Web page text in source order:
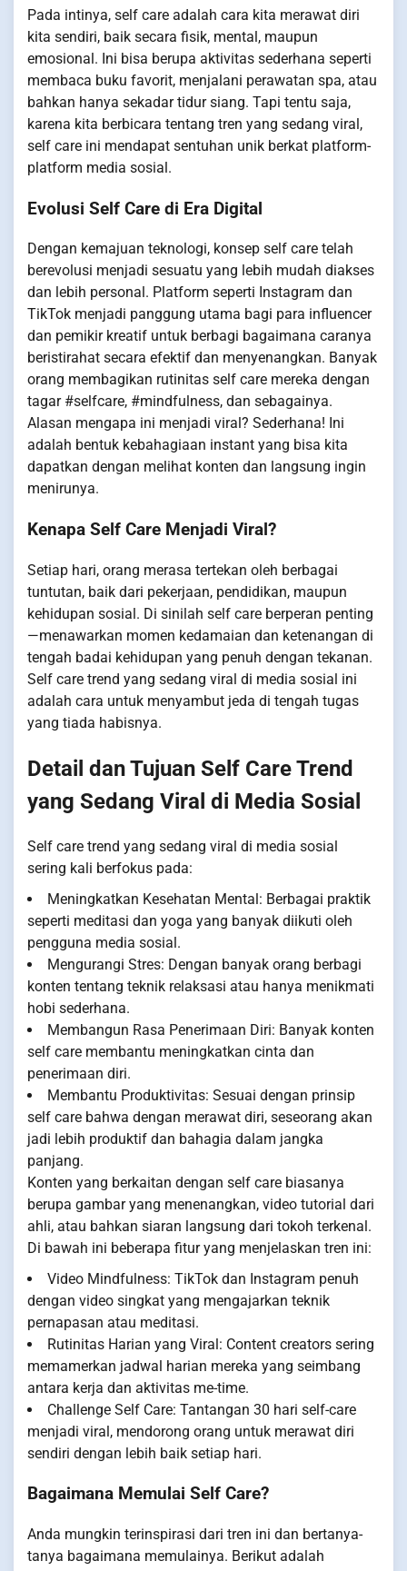
Pada intinya, self care adalah cara kita merawat diri
kita sendiri, baik secara fisik, mental, maupun
emosional. Ini bisa berupa aktivitas sederhana seperti
membaca buku favorit, menjalani perawatan spa, atau
bahkan hanya sekadar tidur siang. Tapi tentu saja,
karena kita berbicara tentang tren yang sedang viral,
self care ini mendapat sentuhan unik berkat platform-
platform media sosial.
Evolusi Self Care di Era Digital
Dengan kemajuan teknologi, konsep self care telah
berevolusi menjadi sesuatu yang lebih mudah diakses
dan lebih personal. Platform seperti Instagram dan
TikTok menjadi panggung utama bagi para influencer
dan pemikir kreatif untuk berbagi bagaimana caranya
beristirahat secara efektif dan menyenangkan. Banyak
orang membagikan rutinitas self care mereka dengan
tagar #selfcare, #mindfulness, dan sebagainya.
Alasan mengapa ini menjadi viral? Sederhana! Ini
adalah bentuk kebahagiaan instant yang bisa kita
dapatkan dengan melihat konten dan langsung ingin
menirunya.
Kenapa Self Care Menjadi Viral?
Setiap hari, orang merasa tertekan oleh berbagai
tuntutan, baik dari pekerjaan, pendidikan, maupun
kehidupan sosial. Di sinilah self care berperan penting
—menawarkan momen kedamaian dan ketenangan di
tengah badai kehidupan yang penuh dengan tekanan.
Self care trend yang sedang viral di media sosial ini
adalah cara untuk menyambut jeda di tengah tugas
yang tiada habisnya.
Detail dan Tujuan Self Care Trend
yang Sedang Viral di Media Sosial
Self care trend yang sedang viral di media sosial
sering kali berfokus pada:
Meningkatkan Kesehatan Mental: Berbagai praktik
seperti meditasi dan yoga yang banyak diikuti oleh
pengguna media sosial.
Mengurangi Stres: Dengan banyak orang berbagi
konten tentang teknik relaksasi atau hanya menikmati
hobi sederhana.
Membangun Rasa Penerimaan Diri: Banyak konten
self care membantu meningkatkan cinta dan
penerimaan diri.
Membantu Produktivitas: Sesuai dengan prinsip
self care bahwa dengan merawat diri, seseorang akan
jadi lebih produktif dan bahagia dalam jangka
panjang.
Konten yang berkaitan dengan self care biasanya
berupa gambar yang menenangkan, video tutorial dari
ahli, atau bahkan siaran langsung dari tokoh terkenal.
Di bawah ini beberapa fitur yang menjelaskan tren ini:
Video Mindfulness: TikTok dan Instagram penuh
dengan video singkat yang mengajarkan teknik
pernapasan atau meditasi.
Rutinitas Harian yang Viral: Content creators sering
memamerkan jadwal harian mereka yang seimbang
antara kerja dan aktivitas me-time.
Challenge Self Care: Tantangan 30 hari self-care
menjadi viral, mendorong orang untuk merawat diri
sendiri dengan lebih baik setiap hari.
Bagaimana Memulai Self Care?
Anda mungkin terinspirasi dari tren ini dan bertanya-
tanya bagaimana memulainya. Berikut adalah